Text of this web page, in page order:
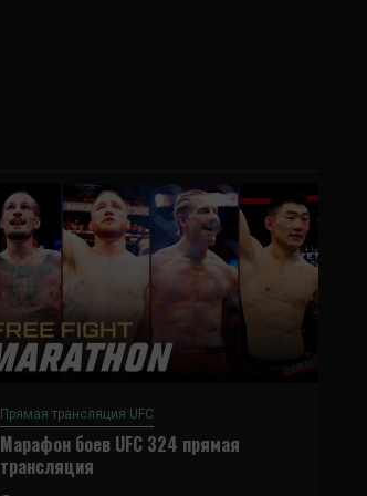
Прямая трансляция UFC
Марафон боев UFC 324 прямая
трансляция